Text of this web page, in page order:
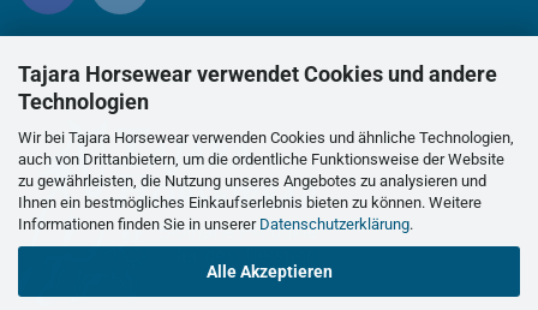
Tajara Horsewear verwendet Cookies und andere
Technologien
Wir bei Tajara Horsewear verwenden Cookies und ähnliche Technologien,
auch von Drittanbietern, um die ordentliche Funktionsweise der Website
zu gewährleisten, die Nutzung unseres Angebotes zu analysieren und
Ihnen ein bestmögliches Einkaufserlebnis bieten zu können. Weitere
Informationen finden Sie in unserer Datenschutzerklärung.
Alle Akzeptieren